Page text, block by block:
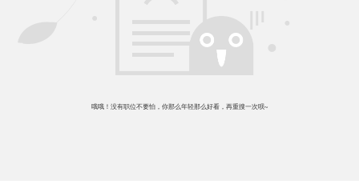
哦哦！没有职位不要怕，你那么年轻那么好看，再重搜一次呗~